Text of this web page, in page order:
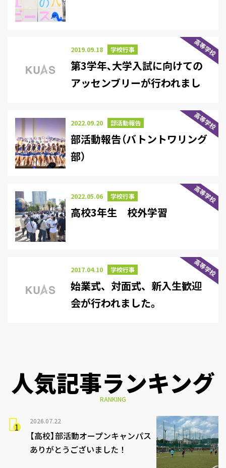
高等学校
2019.09.18 学校行事
第3学年､大学入試に向けての
アッセンブリーが行われまし
高等学校
2022.09.20 部活動報告
部活動報告（バトントワリング
部）
高等学校
2022.05.06 学校行事
高校3年生 校外学習
高等学校
2017.04.10 学校行事
始業式、対面式、新入生歓迎
会が行われました。
人気記事ランキング
RANKING
2026.07.22
【高校】部活動オープンキャンパス
ありがとうございました！